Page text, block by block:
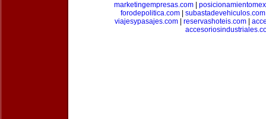
marketingempresas.com
forodepolitica.com| subastadevehiculos.com
viajesypasajes.com
reservashoteis.com